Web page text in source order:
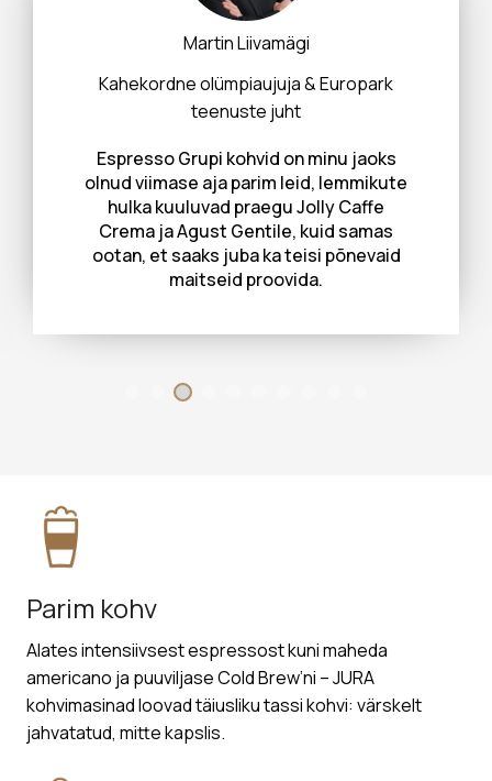
& Europark
on minu jaoks
leid, lemmikute
Jolly Caffe
kuid samas
ka teisi põnevaid
Grupiga
aastast. Kohvi
tahaks ära
Parim kohv
Alates intensiivsest espressost kuni maheda
americano ja puuviljase Cold Brew’ni – JURA
kohvimasinad loovad täiusliku tassi kohvi: värskelt
jahvatatud, mitte kapslis.